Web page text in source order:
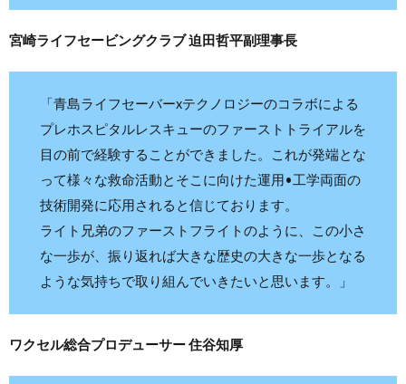
宮崎ライフセービングクラブ 迫田哲平副理事長
「青島ライフセーバーxテクノロジーのコラボによる
プレホスピタルレスキューのファーストトライアルを
目の前で経験することができました。これが発端とな
って様々な救命活動とそこに向けた運用•工学両面の
技術開発に応用されると信じております。
ライト兄弟のファーストフライトのように、この小さ
な一歩が、振り返れば大きな歴史の大きな一歩となる
ような気持ちで取り組んでいきたいと思います。」
ワクセル総合プロデューサー 住谷知厚